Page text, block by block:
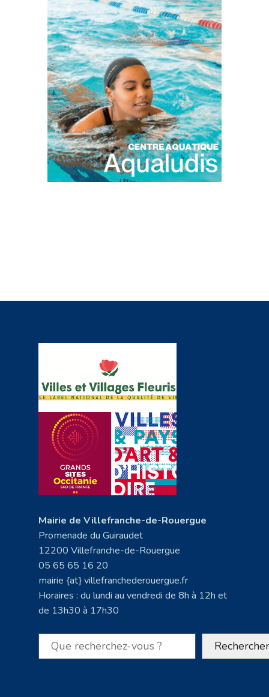
Mairie de Villefranche-de-Rouergue
Promenade du Guiraudet
12200 Villefranche-de-Rouergue
05 65 65 16 20
mairie {at} villefranchederouergue.fr
Horaires : du lundi au vendredi de 8h à 12h et
de 13h30 à 17h30
Rechercher Rechercher